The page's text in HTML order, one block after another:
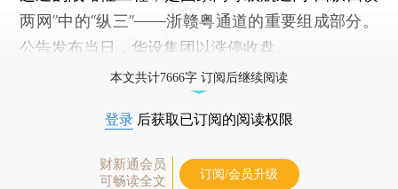
两网”中的“纵三”——浙赣粤通道的重要组成部分。
公告发布当日，华设集团以涨停收盘。
本文共计7666字 订阅后继续阅读
登录 后获取已订阅的阅读权限
财新通会员
可畅读全文
订阅/会员升级